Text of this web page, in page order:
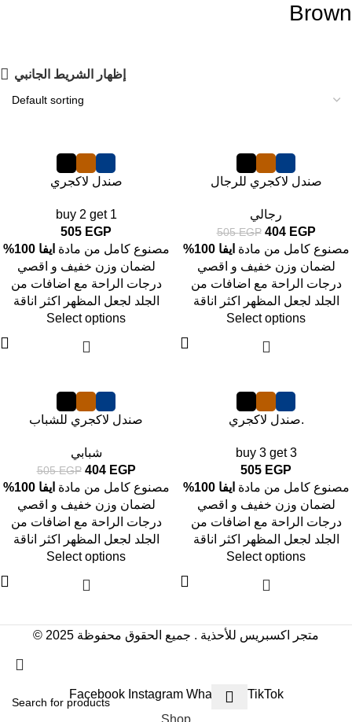
Brown
إظهار الشريط الجانبي
صندل لاكجري
buy 2 get 1
505 EGP
مصنوع كامل من مادة ايفا 100%
لضمان وزن خفيف و اقصي
درجات الراحة مع اضافات من
الجلد لجعل المظهر اكثر اناقة
Select options
صندل لاكجري للرجال
رجالي
505EGP 404 EGP
مصنوع كامل من مادة ايفا 100%
لضمان وزن خفيف و اقصي
درجات الراحة مع اضافات من
الجلد لجعل المظهر اكثر اناقة
Select options
صندل لاكجري للشباب
شبابي
505EGP 404 EGP
مصنوع كامل من مادة ايفا 100%
لضمان وزن خفيف و اقصي
درجات الراحة مع اضافات من
الجلد لجعل المظهر اكثر اناقة
Select options
صندل لاكجري.
buy 3 get 3
505 EGP
مصنوع كامل من مادة ايفا 100%
لضمان وزن خفيف و اقصي
درجات الراحة مع اضافات من
الجلد لجعل المظهر اكثر اناقة
Select options
© 2025 متجر اكسبريس للأحذية . جميع الحقوق محفوظة
Facebook Instagram WhatsApp
TikTok
Shop